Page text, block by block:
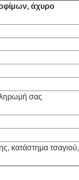
άχυρο
σας
κατάστημα τσαγιού,